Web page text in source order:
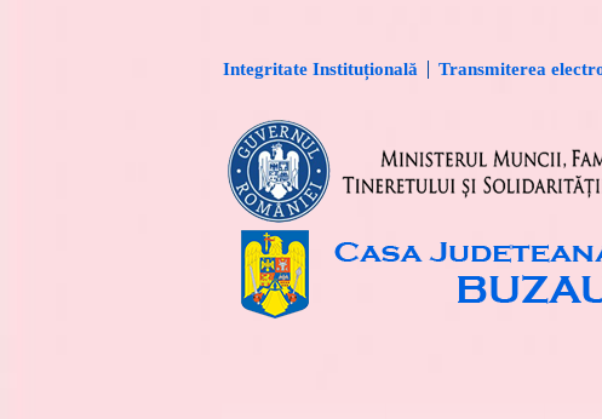
Integritate Instituțională Transmiterea